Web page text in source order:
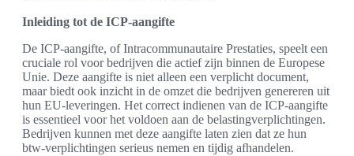
Inleiding tot de ICP-aangifte
De ICP-aangifte, of Intracommunautaire Prestaties, speelt een
cruciale rol voor bedrijven die actief zijn binnen de Europese
Unie. Deze aangifte is niet alleen een verplicht document,
maar biedt ook inzicht in de omzet die bedrijven genereren uit
hun EU-leveringen. Het correct indienen van de ICP-aangifte
is essentieel voor het voldoen aan de belastingverplichtingen.
Bedrijven kunnen met deze aangifte laten zien dat ze hun
btw-verplichtingen serieus nemen en tijdig afhandelen.